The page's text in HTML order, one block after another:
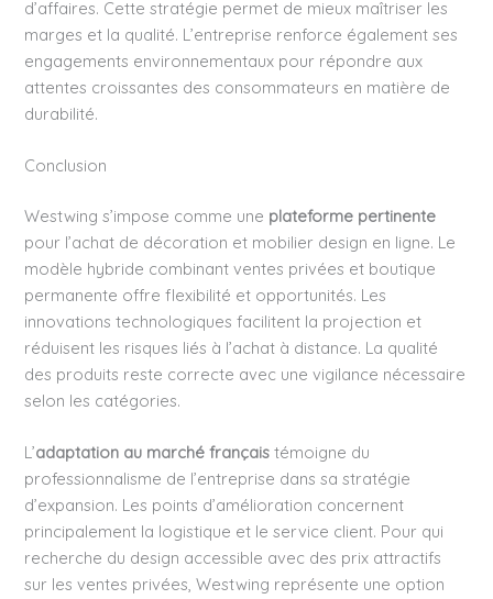
d’affaires. Cette stratégie permet de mieux maîtriser les
marges et la qualité. L’entreprise renforce également ses
engagements environnementaux pour répondre aux
attentes croissantes des consommateurs en matière de
durabilité.
Conclusion
Westwing s’impose comme une plateforme pertinente
pour l’achat de décoration et mobilier design en ligne. Le
modèle hybride combinant ventes privées et boutique
permanente offre flexibilité et opportunités. Les
innovations technologiques facilitent la projection et
réduisent les risques liés à l’achat à distance. La qualité
des produits reste correcte avec une vigilance nécessaire
selon les catégories.
L’adaptation au marché français témoigne du
professionnalisme de l’entreprise dans sa stratégie
d’expansion. Les points d’amélioration concernent
principalement la logistique et le service client. Pour qui
recherche du design accessible avec des prix attractifs
sur les ventes privées, Westwing représente une option